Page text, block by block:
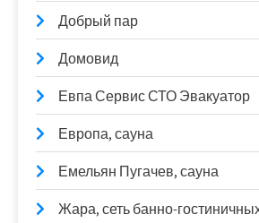
Добрый пар
Домовид
Евпа Сервис СТО Эвакуатор
Европа, сауна
Емельян Пугачев, сауна
Жара, сеть банно-